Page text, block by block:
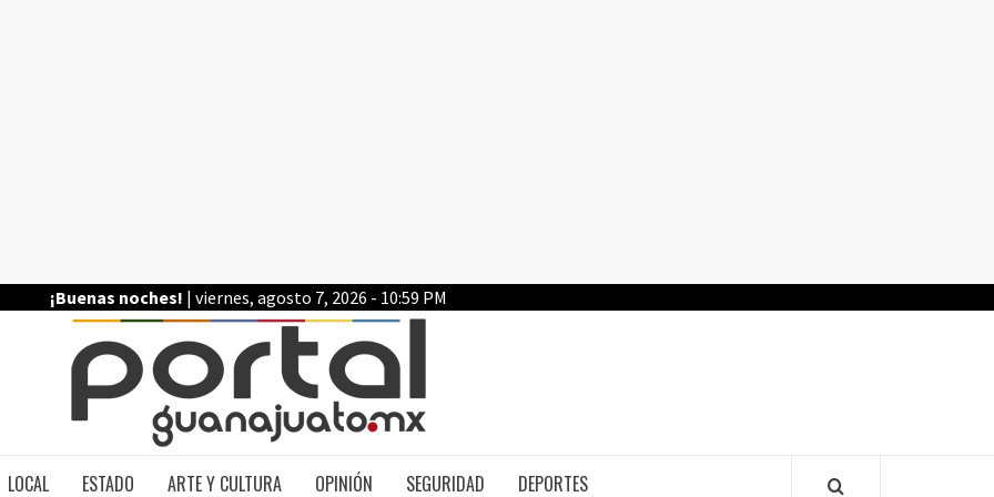
¡Buenas noches! | viernes, agosto 7, 2026 - 10:59 PM
LOCAL ESTADO ARTE Y CULTURA OPINIÓN SEGURIDAD DEPORTES